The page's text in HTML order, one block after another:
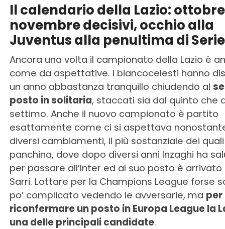
Il calendario della Lazio:
novembre decisivi, occhio alla
Juventus alla penultima di
Ancora una volta il campionato della Lazio è
come da aspettative. I biancocelesti hanno
un anno abbastanza tranquillo chiudendo al
posto in solitaria, staccati sia dal quinto che
settimo. Anche il nuovo campionato è partito
esattamente come ci si aspettava
diversi cambiamenti, il più sostanziale dei
panchina, dove dopo diversi anni Inzaghi ha
per passare all’Inter ed al suo posto è arrivato
Sarri. Lottare per la Champions League forse
po’ complicato vedendo le avversarie, ma per
riconfermare un posto in Europa League la
una delle principali candidate.